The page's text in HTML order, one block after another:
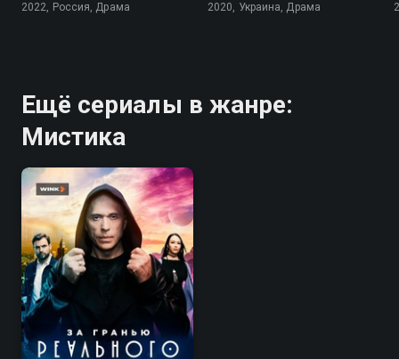
2022, Россия, Драма 2020, Украина, Драма
Ещё сериалы в жанре:
Мистика